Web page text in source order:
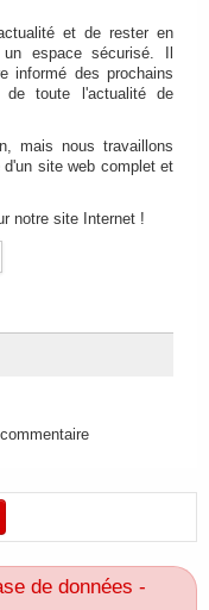
et de rester en
espace sécurisé. Il
informé des prochains
de toute l'actualité de
mais nous travaillons
site web complet et
notre site Internet !
de données -